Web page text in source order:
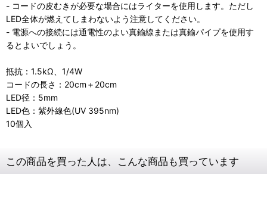
- コードの皮むきが必要な場合にはライターを使用します。ただし
LED全体が燃えてしまわないよう注意してください。
- 電源への接続には通電性のよい真鍮線または真鍮パイプを使用す
るとよいでしょう。
抵抗：1.5kΩ、1/4W
コードの長さ：20cm＋20cm
LED径：5mm
LED色：紫外線色(UV 395nm)
10個入
この商品を買った人は、こんな商品も買っています